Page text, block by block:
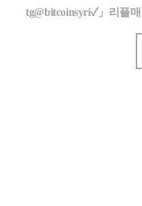
tg@bitcoinsyri✓」리플